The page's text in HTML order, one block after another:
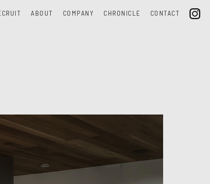
ABOUT COMPANY CHRONICLE CONTACT